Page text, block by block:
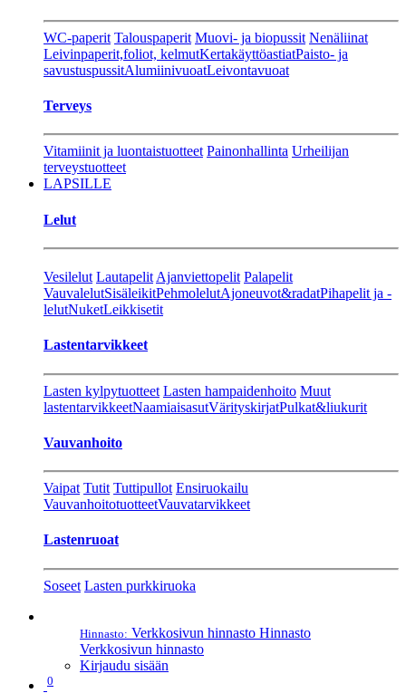
WC-paperit Talouspaperit Muovi- ja biopussit Nenäliinat
Leivinpaperit,foliot, kelmutKertakäyttöastiatPaisto- ja
savustuspussitAlumiinivuoatLeivontavuoat
Terveys
Vitamiinit ja luontaistuotteet Painonhallinta Urheilijan
terveystuotteet
LAPSILLE
Lelut
Vesilelut Lautapelit Ajanviettopelit Palapelit
VauvalelutSisäleikitPehmolelutAjoneuvot&radatPihapelit ja -
lelutNuketLeikkisetit
Lastentarvikkeet
Lasten kylpytuotteet Lasten hampaidenhoito Muut
lastentarvikkeetNaamiaisasutVärityskirjatPulkat&liukurit
Vauvanhoito
Vaipat Tutit Tuttipullot Ensiruokailu
VauvanhoitotuotteetVauvatarvikkeet
Lastenruoat
Soseet Lasten purkkiruoka
Hinnasto: Verkkosivun hinnasto Hinnasto
Verkkosivun hinnasto
Kirjaudu sisään
0